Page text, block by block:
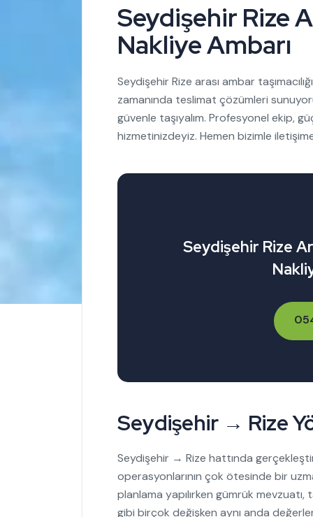
Seydişehir Rize
Nakliye Ambarı
Seydişehir Rize arası ambar
zamanında teslimat çözümleri
güvenle taşıyalım. Profesyonel ekip,
hizmetinizdeyiz. Hemen bizimle
Seydişehir Rize
Seydişehir → Rize
Seydişehir → Rize hattında
operasyonlarının çok ötesinde bir
planlama yapılırken gümrük
gibi birçok değişken aynı anda